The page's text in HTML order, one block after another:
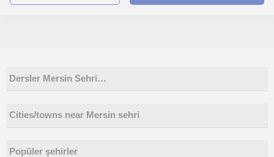
Dersler Mersin Sehri…
Cities/towns near Mersin sehri
Popüler şehirler